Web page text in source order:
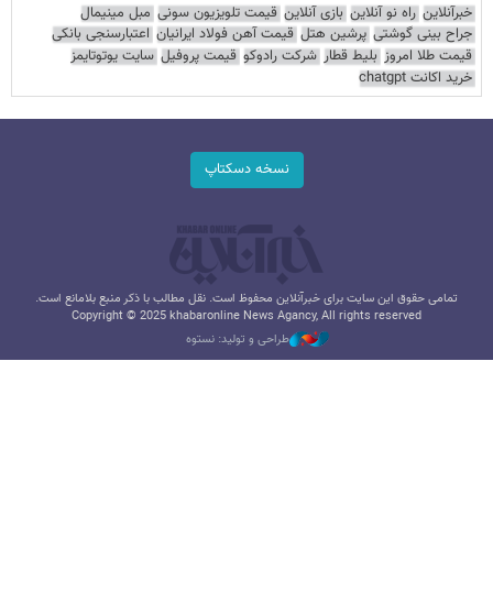
خبرآنلاین راه نو آنلاین بازی آنلاین قیمت تلویزیون سونی مبل مینیمال
جراح بینی گوشتی پرشین هتل قیمت آهن فولاد ایرانیان اعتبارسنجی بانکی
قیمت طلا امروز بلیط قطار شرکت رادوکو قیمت پروفیل سایت یوتوتایمز
خرید اکانت chatgpt
نسخه دسکتاپ
تمامی حقوق این سایت برای خبرآنلاین محفوظ است. نقل مطالب با ذکر منبع بلامانع است.
Copyright © 2025 khabaronline News Agancy, All rights reserved
طراحی و تولید: نستوه